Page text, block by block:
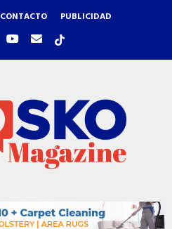
CONTACTO PUBLICIDAD